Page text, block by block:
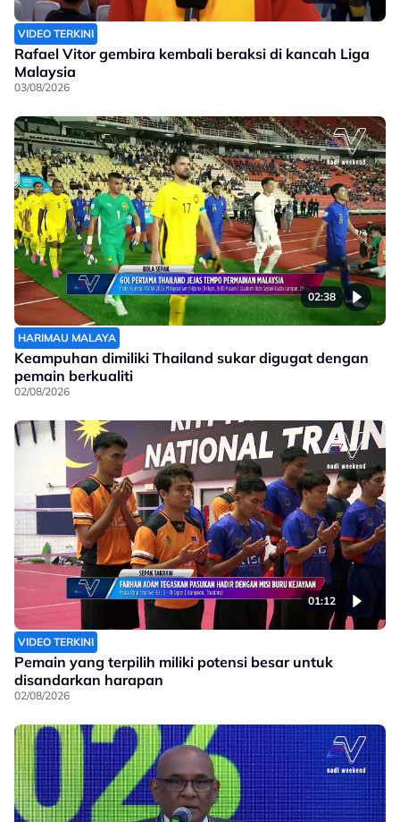
VIDEO TERKINI
Rafael Vitor gembira kembali beraksi di kancah Liga
Malaysia
03/08/2026
02:38
HARIMAU MALAYA
Keampuhan dimiliki Thailand sukar digugat dengan
pemain berkualiti
02/08/2026
01:12
VIDEO TERKINI
Pemain yang terpilih miliki potensi besar untuk
disandarkan harapan
02/08/2026